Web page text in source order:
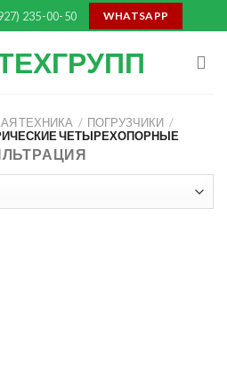
235-00-50 WHATSAPP
ТЕХНИКА / ПОГРУЗЧИКИ /
ЧЕТЫРЕХОПОРНЫЕ